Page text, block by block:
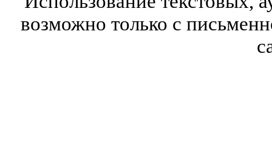
возможно только с